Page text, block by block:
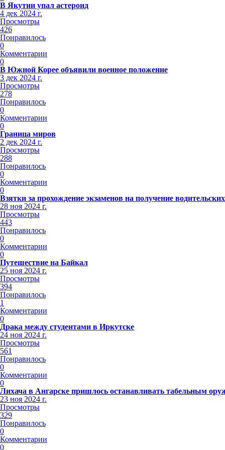
В Якутии упал астероид
4 дек 2024 г.
Просмотры
426
Понравилось
0
Комментарии
0
В Южной Корее объявили военное положение
3 дек 2024 г.
Просмотры
278
Понравилось
0
Комментарии
0
Граница миров
2 дек 2024 г.
Просмотры
288
Понравилось
0
Комментарии
0
Взятки за прохождение экзаменов на получение
28 ноя 2024 г.
Просмотры
443
Понравилось
0
Комментарии
0
Путешествие на Байкал
25 ноя 2024 г.
Просмотры
394
Понравилось
1
Комментарии
0
Драка между студентами в Иркутске
24 ноя 2024 г.
Просмотры
561
Понравилось
0
Комментарии
0
Лихача в Ангарске пришлось останавливать табельным
23 ноя 2024 г.
Просмотры
329
Понравилось
0
Комментарии
0